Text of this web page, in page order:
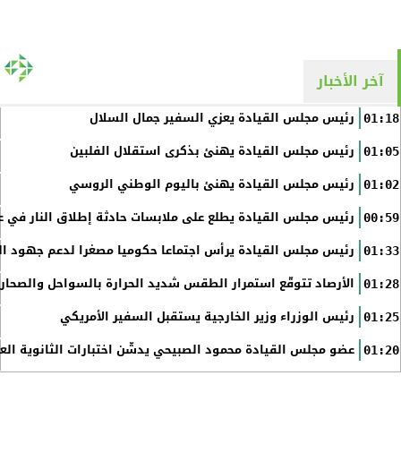
آخر الأخبار
01:18 رئيس مجلس القيادة يعزي السفير جمال السلال
01:05 رئيس مجلس القيادة يهنئ بذكرى استقلال الفلبين
01:02 رئيس مجلس القيادة يهنئ باليوم الوطني الروسي
00:59 رئيس مجلس القيادة يطلع على ملابسات حادثة إطلاق النار في
01:33 رئيس مجلس القيادة يرأس اجتماعا حكوميا مصغرا لدعم جهود
01:28 الأرصاد تتوقّع استمرار الطقس شديد الحرارة بالسواحل
01:25 رئيس الوزراء وزير الخارجية يستقبل السفير الأمريكي
01:20 عضو مجلس القيادة محمود الصبيحي يدشّن اختبارات الثانوية